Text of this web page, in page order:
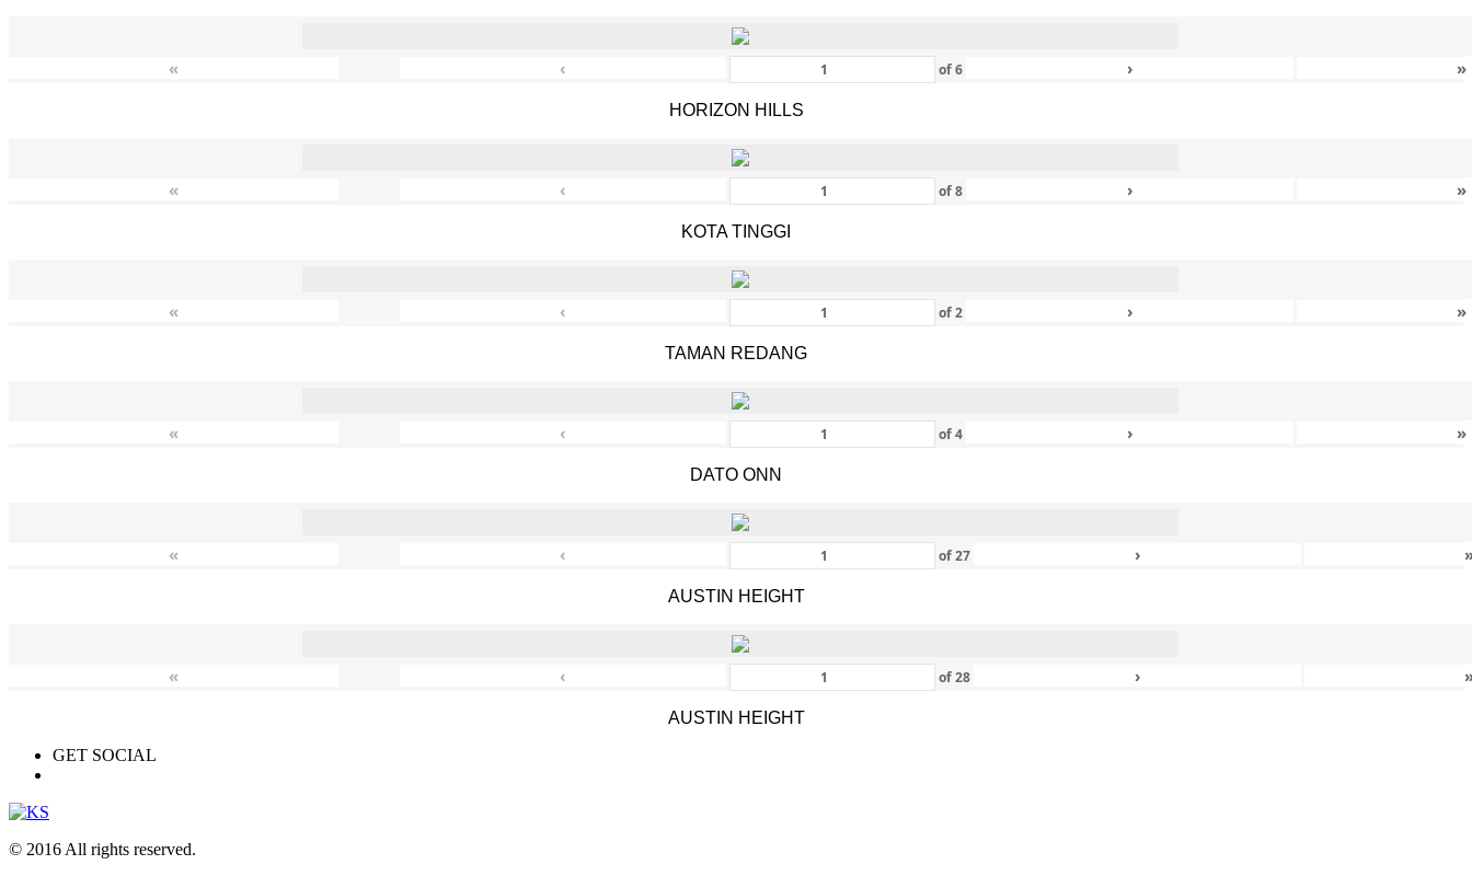
« ‹ of6 › »
HORIZON HILLS
« ‹ of8 › »
KOTA TINGGI
« ‹ of2 › »
TAMAN REDANG
« ‹ of4 › »
DATO ONN
« ‹ of27 ›
AUSTIN HEIGHT
« ‹ of28 ›
AUSTIN HEIGHT
GET SOCIAL
© 2016 All rights reserved.